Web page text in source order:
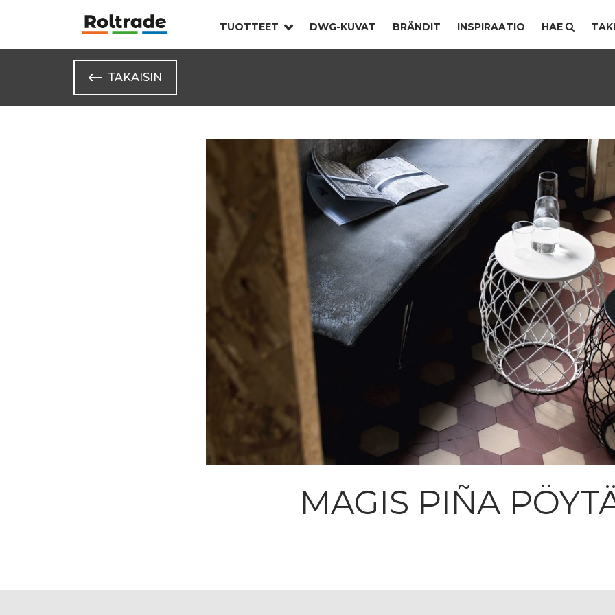
TUOTTEET DWG-KUVAT BRÄNDIT INSPIRAATIO HAE
TAKAISIN
MAGIS PIÑA